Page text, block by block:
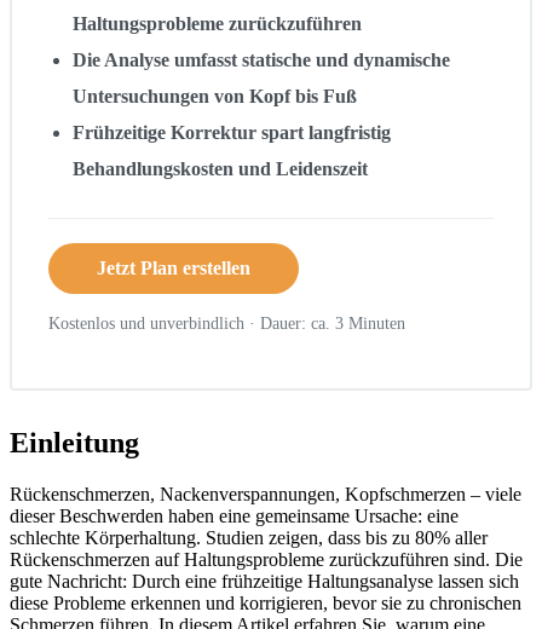
Haltungsprobleme zurückzuführen
Die Analyse umfasst statische und dynamische
Untersuchungen von Kopf bis Fuß
Frühzeitige Korrektur spart langfristig
Behandlungskosten und Leidenszeit
Jetzt Plan erstellen
Kostenlos und unverbindlich · Dauer: ca. 3 Minuten
Einleitung
Rückenschmerzen, Nackenverspannungen, Kopfschmerzen – viele
dieser Beschwerden haben eine gemeinsame Ursache: eine
schlechte Körperhaltung. Studien zeigen, dass bis zu 80% aller
Rückenschmerzen auf Haltungsprobleme zurückzuführen sind. Die
gute Nachricht: Durch eine frühzeitige Haltungsanalyse lassen sich
diese Probleme erkennen und korrigieren, bevor sie zu chronischen
Schmerzen führen. In diesem Artikel erfahren Sie, warum eine